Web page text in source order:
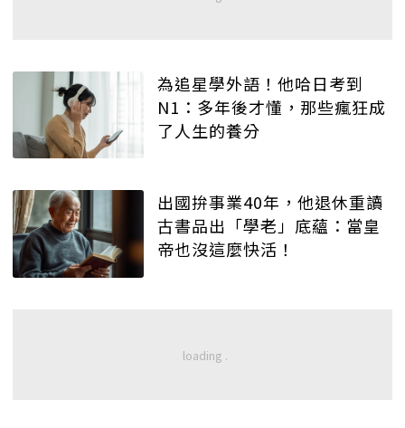
為追星學外語！他哈日考到
N1：多年後才懂，那些瘋狂成
了人生的養分
出國拚事業40年，他退休重讀
古書品出「學老」底蘊：當皇
帝也沒這麼快活！